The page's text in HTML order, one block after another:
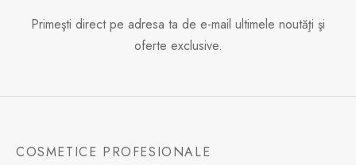
Primeşti direct pe adresa ta de e-mail ultimele noutăţi şi
oferte exclusive.
COSMETICE PROFESIONALE